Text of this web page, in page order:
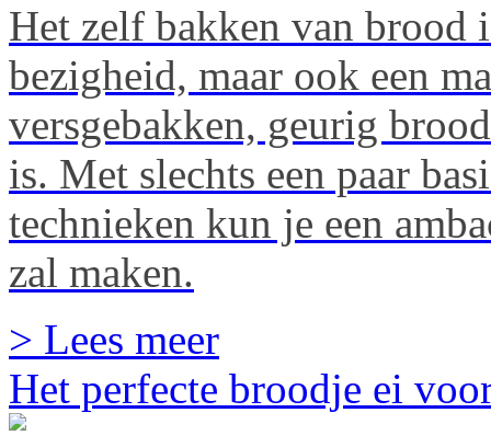
Het zelf bakken van brood
bezigheid, maar ook een
versgebakken, geurig
is. Met slechts een paar
technieken kun je een
zal maken.
> Lees meer
Het perfecte broodje ei